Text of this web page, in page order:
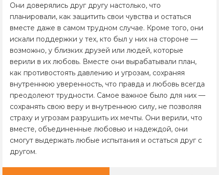
Они доверялись друг другу настолько, что
планировали, как защитить свои чувства и остаться
вместе даже в самом трудном случае. Кроме того, они
искали поддержки у тех, кто был у них на стороне —
возможно, у близких друзей или людей, которые
верили в их любовь. Вместе они вырабатывали план,
как противостоять давлению и угрозам, сохраняя
внутреннюю уверенность, что правда и любовь всегда
преодолеют трудности. Самое важное было для них —
сохранять свою веру и внутреннюю силу, не позволяя
страху и угрозам разрушить их мечты. Они верили, что
вместе, объединенные любовью и надеждой, они
смогут выдержать любые испытания и остаться друг с
другом.